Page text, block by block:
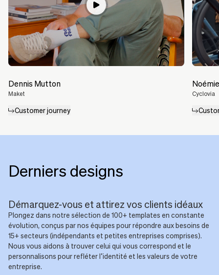
Dennis Mutton
Maket
Customer journey
Cyclovia
Derniers designs
Démarquez-vous et attirez vos clients idéaux
Plongez dans notre sélection de 100+ templates en constante
évolution, conçus par nos équipes pour répondre aux besoins de
15+ secteurs (indépendants et petites entreprises comprises).
Nous vous aidons à trouver celui qui vous correspond et le
personnalisons pour refléter l’identité et les valeurs de votre
entreprise.